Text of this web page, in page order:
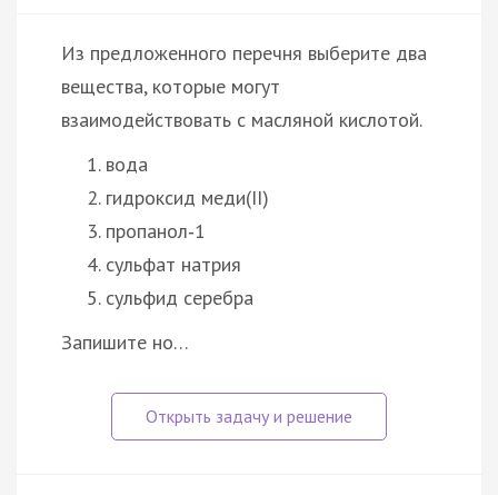
Из предложенного перечня выберите два
вещества, которые могут
взаимодействовать с масляной кислотой.
вода
гидроксид меди(II)
пропанол‑1
сульфат натрия
сульфид серебра
Запишите но…